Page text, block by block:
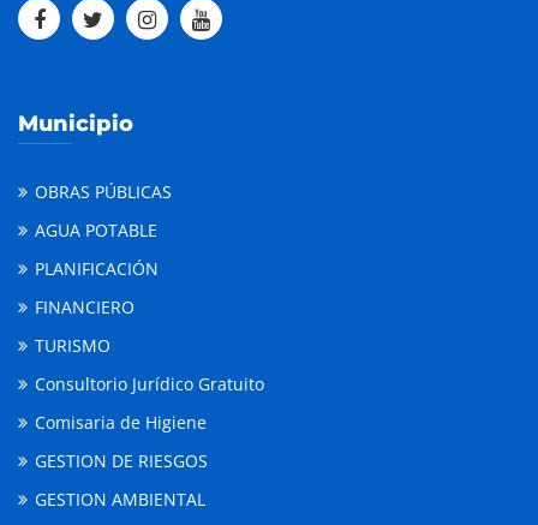
Municipio
OBRAS PÚBLICAS
AGUA POTABLE
PLANIFICACIÓN
FINANCIERO
TURISMO
Consultorio Jurídico Gratuito
Comisaria de Higiene
GESTION DE RIESGOS
GESTION AMBIENTAL